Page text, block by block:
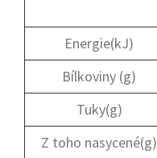
Energie(kJ)
Bílkoviny (g)
Tuky(g)
Z toho nasycené(g)